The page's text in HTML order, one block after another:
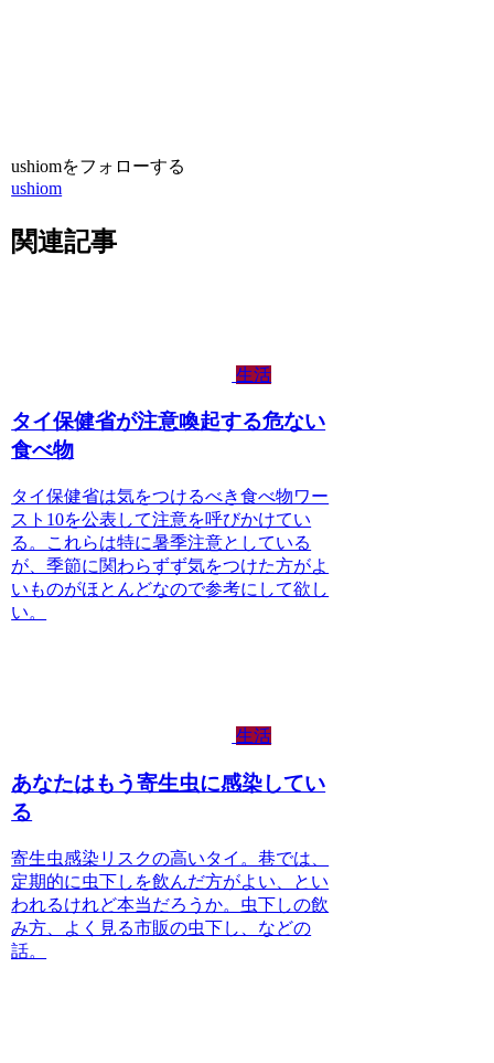
ushiomをフォローする
ushiom
関連記事
生活
タイ保健省が注意喚起する危ない
食べ物
タイ保健省は気をつけるべき食べ物ワー
スト10を公表して注意を呼びかけてい
る。これらは特に暑季注意としている
が、季節に関わらずず気をつけた方がよ
いものがほとんどなので参考にして欲し
い。
生活
あなたはもう寄生虫に感染してい
る
寄生虫感染リスクの高いタイ。巷では、
定期的に虫下しを飲んだ方がよい、とい
われるけれど本当だろうか。虫下しの飲
み方、よく見る市販の虫下し、などの
話。